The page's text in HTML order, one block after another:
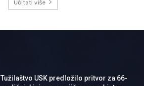
Učitati više
Tužilaštvo USK predložilo pritvor za 66-